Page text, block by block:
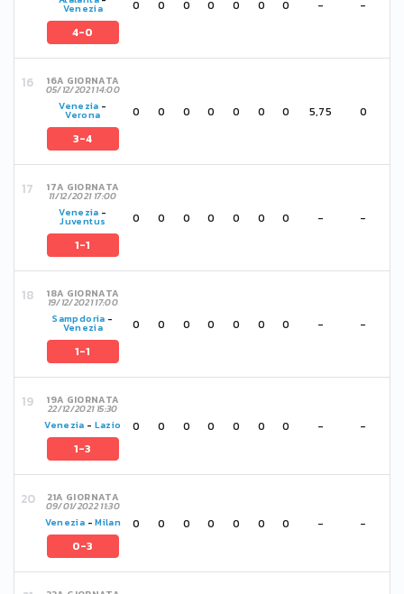
Venezia
4-0
0 0 0 0 0 0 0 - -
16A GIORNATA
05/12/2021 14:00
Venezia -
Verona
3-4
0 0 0 0 0 0 0 5,75 0
17A GIORNATA
11/12/2021 17:00
Venezia -
Juventus
1-1
0 0 0 0 0 0 0 - -
18A GIORNATA
19/12/2021 17:00
Sampdoria -
Venezia
1-1
0 0 0 0 0 0 0 - -
19A GIORNATA
22/12/2021 15:30
Venezia - Lazio
1-3
0 0 0 0 0 0 0 - -
21A GIORNATA
09/01/2022 11:30
Venezia -Milan
0-3
0 0 0 0 0 0 0 - -